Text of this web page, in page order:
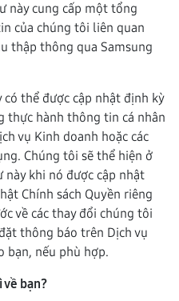
này cung cấp một tổng
của chúng tôi liên quan
thập thông qua Samsung
có thể được cập nhật định kỳ
thực hành thông tin cá nhân
vụ Kinh doanh hoặc các
Chúng tôi sẽ thể hiện ở
này khi nó được cập nhật
Chính sách Quyền riêng
về các thay đổi chúng tôi
thông báo trên Dịch vụ
bạn, nếu phù hợp.
bạn?